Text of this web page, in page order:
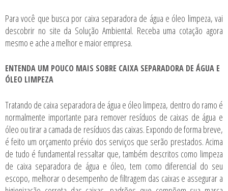
Para você que busca por caixa separadora de água e óleo limpeza, vai
descobrir no site da Solução Ambiental. Receba uma cotação agora
mesmo e ache a melhor e maior empresa.
ENTENDA UM POUCO MAIS SOBRE CAIXA SEPARADORA DE ÁGUA E
ÓLEO LIMPEZA
Tratando de caixa separadora de água e óleo limpeza, dentro do ramo é
normalmente importante para remover resíduos de caixas de água e
óleo ou tirar a camada de resíduos das caixas. Expondo de forma breve,
é feito um orçamento prévio dos serviços que serão prestados. Acima
de tudo é fundamental ressaltar que, também descritos como limpeza
de caixa separadora de água e óleo, tem como diferencial do seu
escopo, melhorar o desempenho de filtragem das caixas e assegurar a